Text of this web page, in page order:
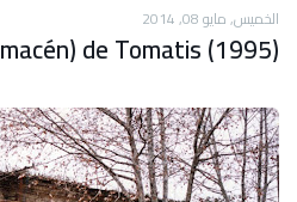
الخميس, مايو 08, 2014
de Tomatis (1995)